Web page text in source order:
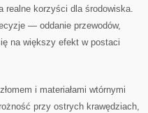
realne korzyści dla środowiska.
— oddanie przewodów,
na większy efekt w postaci
i materiałami wtórnymi
przy ostrych krawędziach,